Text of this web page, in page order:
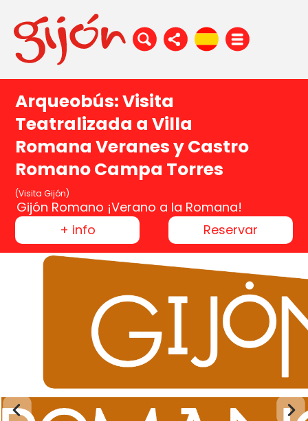
Arqueobús: Visita
Teatralizada a Villa
Romana Veranes y Castro
Romano Campa Torres
(Visita Gijón)
Gijón Romano ¡Verano a la Romana!
+ info
Reservar